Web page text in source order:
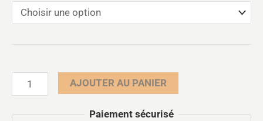
AJOUTER AU PANIER
Paiement sécurisé